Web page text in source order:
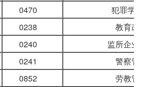
0470
犯罪学
0238
教育改
0240
监所企业
0241 警察管
0852 劳教管